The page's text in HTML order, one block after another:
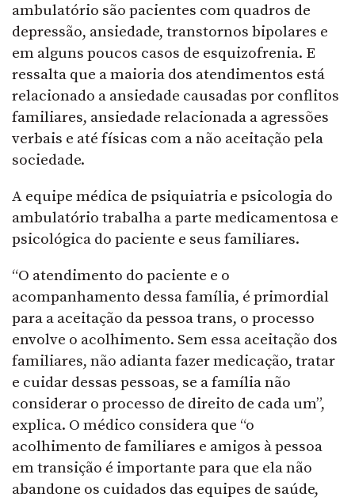
ambulatório são pacientes com quadros de
depressão, ansiedade, transtornos bipolares e
em alguns poucos casos de esquizofrenia. E
ressalta que a maioria dos atendimentos está
relacionado a ansiedade causadas por conflitos
familiares, ansiedade relacionada a agressões
verbais e até físicas com a não aceitação pela
sociedade.
A equipe médica de psiquiatria e psicologia do
ambulatório trabalha a parte medicamentosa e
psicológica do paciente e seus familiares.
“O atendimento do paciente e o
acompanhamento dessa família, é primordial
para a aceitação da pessoa trans, o processo
envolve o acolhimento. Sem essa aceitação dos
familiares, não adianta fazer medicação, tratar
e cuidar dessas pessoas, se a família não
considerar o processo de direito de cada um”,
explica. O médico considera que “o
acolhimento de familiares e amigos à pessoa
em transição é importante para que ela não
abandone os cuidados das equipes de saúde,